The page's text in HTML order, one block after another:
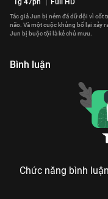
Tác giả Jun bị ném đá dữ dội vì cốt
não. Và một cuộc khủng bố lại xảy
Jun bị buộc tội là kẻ chủ mưu.
Bình luận
Chức năng bình